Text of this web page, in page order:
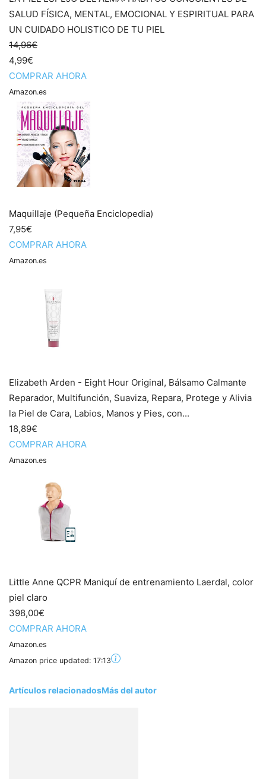
SALUD FÍSICA, MENTAL, EMOCIONAL Y ESPIRITUAL PARA
UN CUIDADO HOLISTICO DE TU PIEL
14,96€
4,99€
COMPRAR AHORA
Amazon.es
Maquillaje (Pequeña Enciclopedia)
7,95€
COMPRAR AHORA
Amazon.es
Elizabeth Arden - Eight Hour Original, Bálsamo Calmante
Reparador, Multifunción, Suaviza, Repara, Protege y Alivia
la Piel de Cara, Labios, Manos y Pies, con...
18,89€
COMPRAR AHORA
Amazon.es
Little Anne QCPR Maniquí de entrenamiento Laerdal, color
piel claro
398,00€
COMPRAR AHORA
Amazon.es
Amazon price updated: 17:13
Artículos relacionadosMás del autor